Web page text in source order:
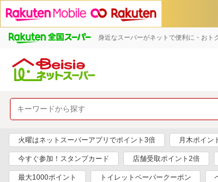
身近なスーパーがネットで便利に・おト
火曜はネットスーパーアプリでポイント3倍 月木ポイン
今すぐ参加！スタンプカード 店舗受取ポイント2倍
最大1000ポイント トイレットペーパークーポン